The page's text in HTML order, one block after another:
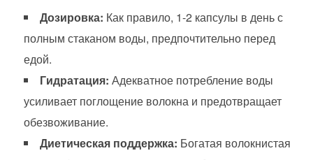
Дозировка: Как правило, 1-2 капсулы в день с
полным стаканом воды, предпочтительно перед
едой.
Гидратация: Адекватное потребление воды
усиливает поглощение волокна и предотвращает
обезвоживание.
Диетическая поддержка: Богатая волокнистая